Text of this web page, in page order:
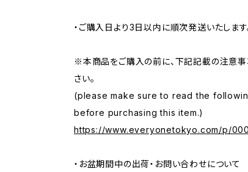
・ご購入日より3日以内に順次発送いたします
※本商品をご購入の前に、下記記載の注意
さい。
(please make sure to read the
before purchasing this item.)
https://www.everyonetokyo.com/p/
・お盆期間中の出荷・お問い合わせについて